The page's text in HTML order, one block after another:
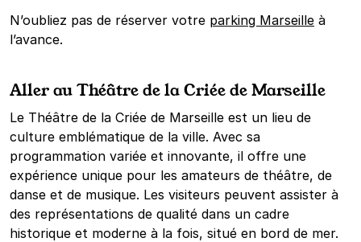
N’oubliez pas de réserver votre parking Marseille à
l’avance.
Aller au Théâtre de la Criée de Marseille
Le Théâtre de la Criée de Marseille est un lieu de
culture emblématique de la ville. Avec sa
programmation variée et innovante, il offre une
expérience unique pour les amateurs de théâtre, de
danse et de musique. Les visiteurs peuvent assister à
des représentations de qualité dans un cadre
historique et moderne à la fois, situé en bord de mer.